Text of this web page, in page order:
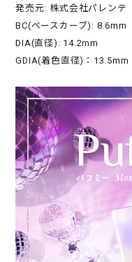
発売元: 株式会社パレンテ
BC(ベースカーブ): 8.6mm
DIA(直径): 14.2mm
GDIA(着色直径)：13.5mm